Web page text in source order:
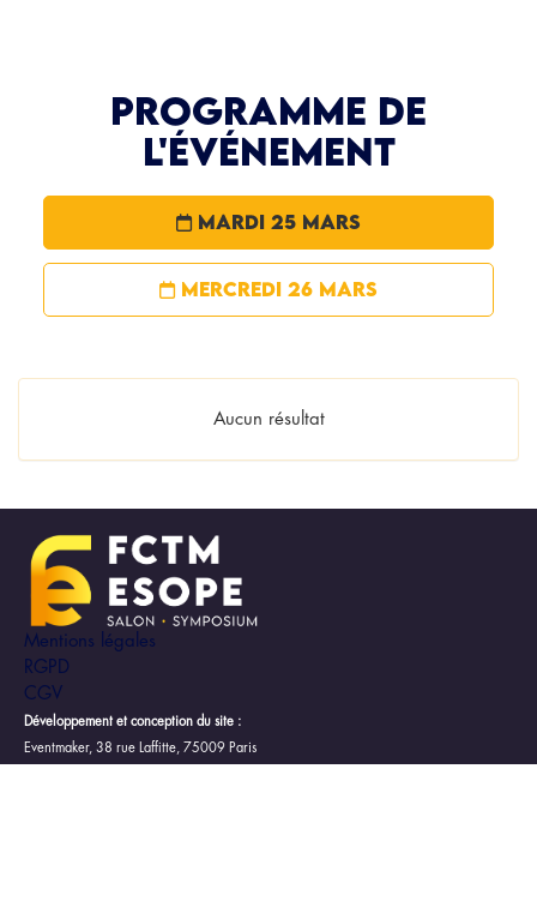
Programme de
l'événement
mardi 25 mars
mercredi 26 mars
Aucun résultat
Mentions légales
RGPD
CGV
Développement et conception du site :
Eventmaker, 38 rue Laffitte, 75009 Paris